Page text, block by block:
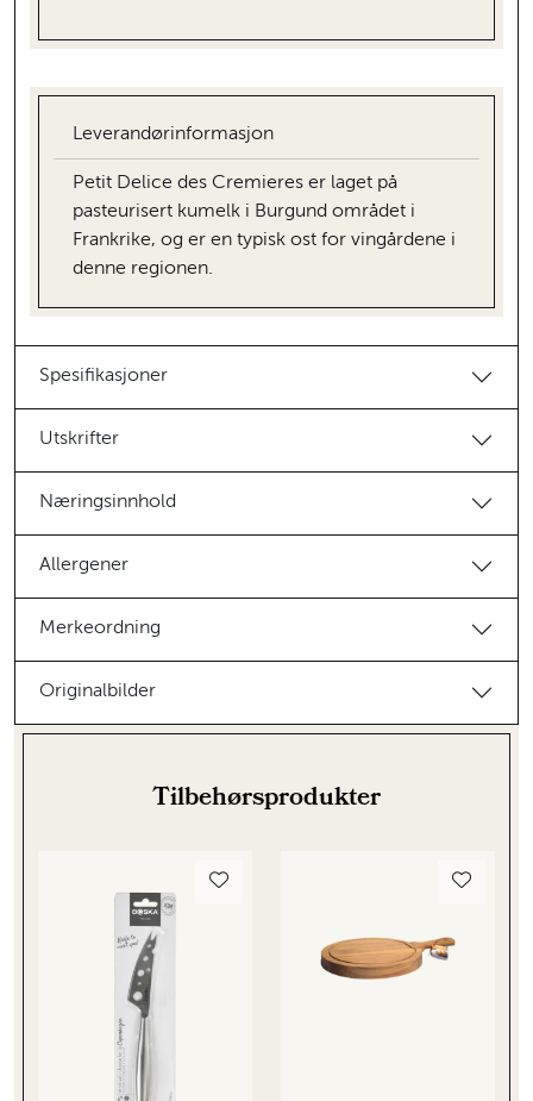
Leverandørinformasjon
Petit Delice des Cremieres er laget på
pasteurisert kumelk i Burgund området i
Frankrike, og er en typisk ost for vingårdene i
denne regionen.
Spesifikasjoner
Utskrifter
Næringsinnhold
Allergener
Merkeordning
Originalbilder
Tilbehørsprodukter